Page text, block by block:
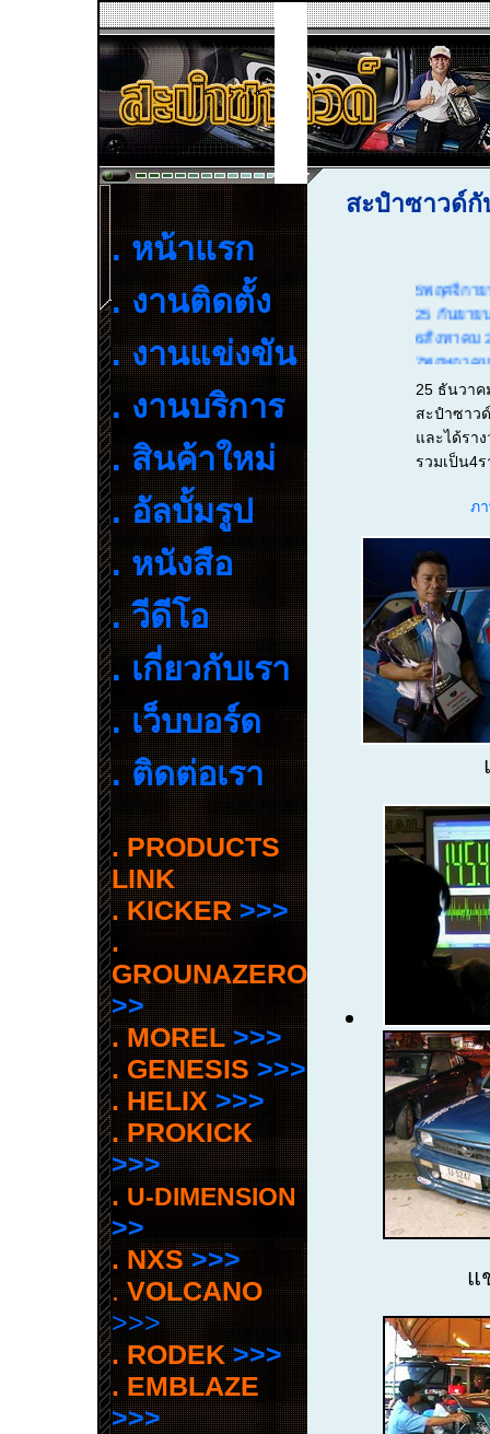
. หน้าแรก
. งานติดตั้ง
. งานแข่งขัน
. งานบริการ
. สินค้าใหม่
. อัลบั้มรูป
. หนังสือ
. วีดีโอ
. เกี่ยวกับเรา
. เว็บบอร์ด
. ติดต่อเรา
. PRODUCTS
LINK
. KICKER>>>
.
GROUNAZERO
>>
. MOREL>>>
. GENESIS>>>
. HELIX>>>
. PROKICK
>>>
.U-DIMENSION
>>
. NXS>>>
.VOLCANO
>>>
. RODEK>>>
. EMBLAZE
>>>
สะปำซาวด์กั
5พฤศจิกา
25 กันยาย
6สิงหาคม
7พฤษถาค
29 มกรา
25 ธันวา
5 กันยาย
28 กรกฎ
13 พฤษถ
29กันยาย
25 ธันวาค
สะปำซาว
และได้รา
รวมเป็น4ร
ภ
แ